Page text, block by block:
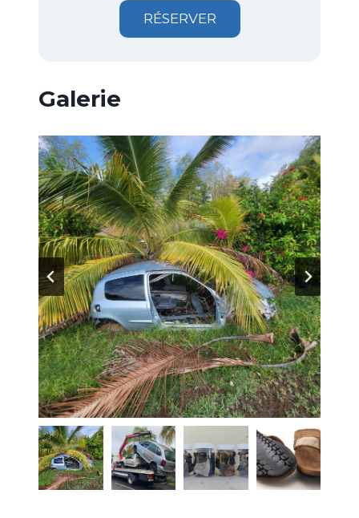
RÉSERVER
Galerie